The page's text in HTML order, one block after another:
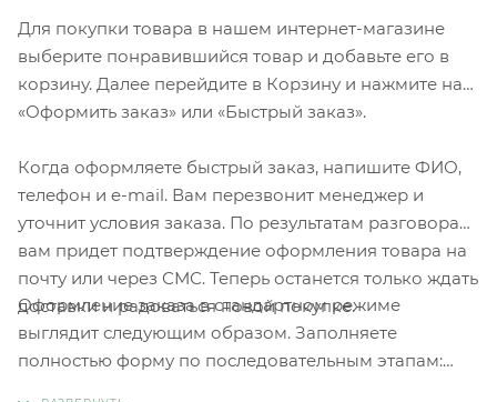
Для покупки товара в нашем интернет-магазине
выберите понравившийся товар и добавьте его в
корзину. Далее перейдите в Корзину и нажмите на
«Оформить заказ» или «Быстрый заказ».
Когда оформляете быстрый заказ, напишите ФИО,
телефон и e-mail. Вам перезвонит менеджер и
уточнит условия заказа. По результатам разговора
вам придет подтверждение оформления товара на
почту или через СМС. Теперь останется только ждать
доставки и радоваться новой покупке.
Оформление заказа в стандартном режиме
выглядит следующим образом. Заполняете
полностью форму по последовательным этапам: